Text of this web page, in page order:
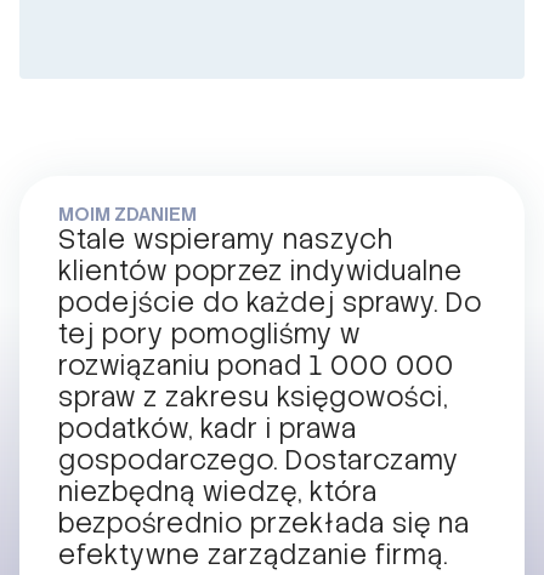
MOIM ZDANIEM
Stale wspieramy naszych
klientów poprzez indywidualne
podejście do każdej sprawy. Do
tej pory pomogliśmy w
rozwiązaniu ponad 1 000 000
spraw z zakresu księgowości,
podatków, kadr i prawa
gospodarczego. Dostarczamy
niezbędną wiedzę, która
bezpośrednio przekłada się na
efektywne zarządzanie firmą.